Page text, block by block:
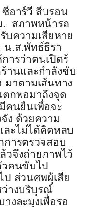
อาร์วี สีบรอน
. สภาพหน้ารถ
บความเสียหาย
.ส.พัทธ์ธีรา
ารว่าตนเปิดร้
านและกำลังขับ
มาตามเส้นทาง
กพอมาถึงจุด
คนยืนเพื่อจะ
ง ด้วยความ
ละไม่ได้คิดหลบ
การตรวจสอบ
วจึงถ่ายภาพไว้
คนขับไป
ป ส่วนศพผู้เสีย
างบริบูรณ์
งละมุงเพื่อรอ